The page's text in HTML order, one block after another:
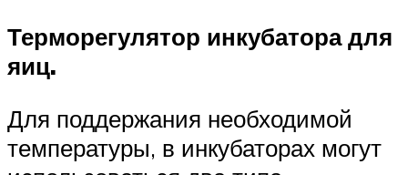
Терморегулятор инкубатора для
яиц.
Для поддержания необходимой
температуры, в инкубаторах могут